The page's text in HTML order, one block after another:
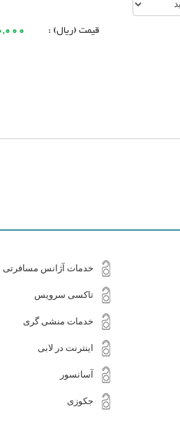
قیمت (ریال) :
خدمات آژانس مسافرتی
تاکسی سرویس
خدمات منشی گری
اینترنت در لابی
آسانسور
جکوزی